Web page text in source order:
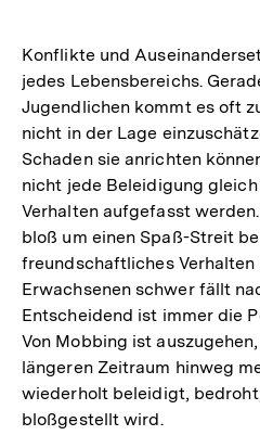
Konflikte und
jedes Lebensbereichs.
Jugendlichen kommt es oft
nicht in der Lage
Schaden sie anrichten
nicht jede Beleidigung
Verhalten aufgefasst
bloß um einen Spaß-Streit
freundschaftliches Verhalten
Erwachsenen schwer fällt
Entscheidend ist immer die
Von Mobbing ist
längeren Zeitraum hinweg
wiederholt beleidigt,
bloßgestellt wird.